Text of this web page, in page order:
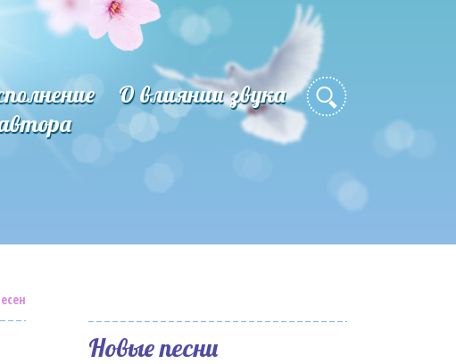
О влиянии звука
Новые песни